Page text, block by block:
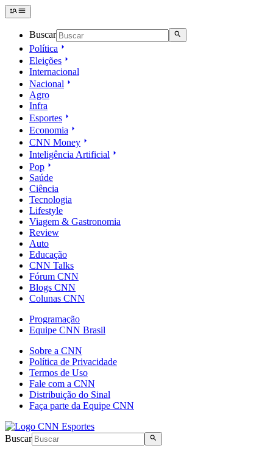
Buscar
Política
Eleições
Internacional
Nacional
Agro
Infra
Esportes
Economia
CNN Money
Inteligência Artificial
Pop
Saúde
Ciência
Tecnologia
Lifestyle
Viagem & Gastronomia
Review
Auto
Educação
CNN Talks
Fórum CNN
Blogs CNN
Colunas CNN
Programação
Equipe CNN Brasil
Sobre a CNN
Política de Privacidade
Termos de Uso
Fale com a CNN
Distribuição do Sinal
Faça parte da Equipe CNN
Buscar